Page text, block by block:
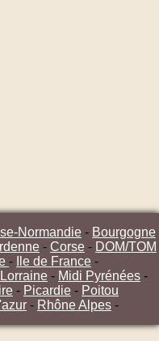
Normandie - Bourgogne
- Corse - DOM/TOM
- Ile de France -
Lorraine - Midi Pyrénées -
- Picardie - Poitou
- Rhône Alpes -